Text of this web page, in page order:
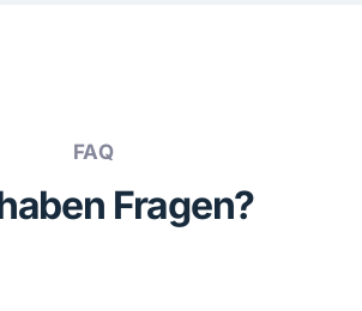
FAQ
Fragen?